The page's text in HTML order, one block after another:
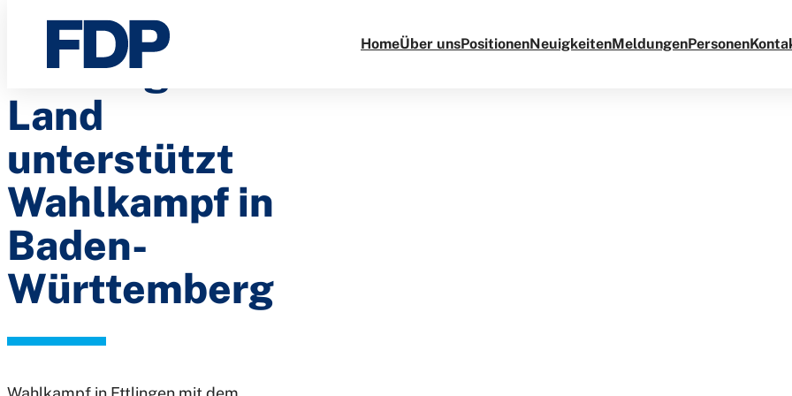
Direkt
Inhalt
HomeÜber unsPositionenNeuigkeitenMeldungenPersonen
FDP
Harburg-
Land
unterstützt
Wahlkampf in
Baden-
Württemberg